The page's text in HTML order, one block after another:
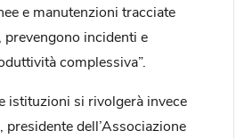
e manutenzioni tracciate
incidenti e
complessiva”.
istituzioni si rivolgerà invece
dell’Associazione